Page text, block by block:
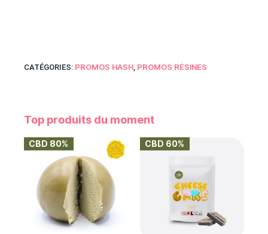
CATÉGORIES: PROMOS HASH, PROMOS RÉSINES
Top produits du moment
CBD 80% CBD 60%